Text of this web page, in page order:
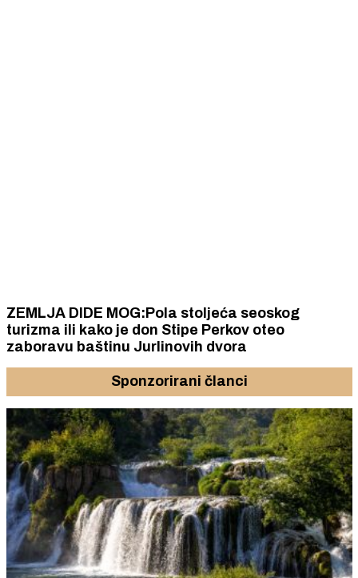
ZEMLJA DIDE MOG:Pola stoljeća seoskog
turizma ili kako je don Stipe Perkov oteo
zaboravu baštinu Jurlinovih dvora
Sponzorirani članci